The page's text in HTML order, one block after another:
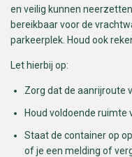
en veilig kunnen
bereikbaar voor de
parkeerplek. Houd ook
Let hierbij op:
Zorg dat de aanrijroute
Houd voldoende ruimte
Staat de container op
of je een melding of